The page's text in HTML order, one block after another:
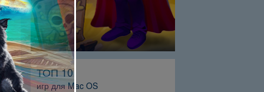
ТОП 10
игр для Mac OS